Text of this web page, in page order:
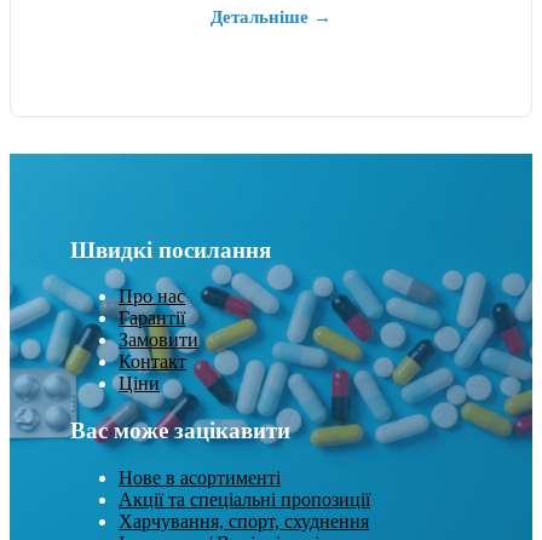
Детальніше →
Швидкі посилання
Про нас
Гарантії
Замовити
Контакт
Ціни
Вас може зацікавити
Нове в асортименті
Акції та спеціальні пропозиції
Харчування, спорт, схуднення